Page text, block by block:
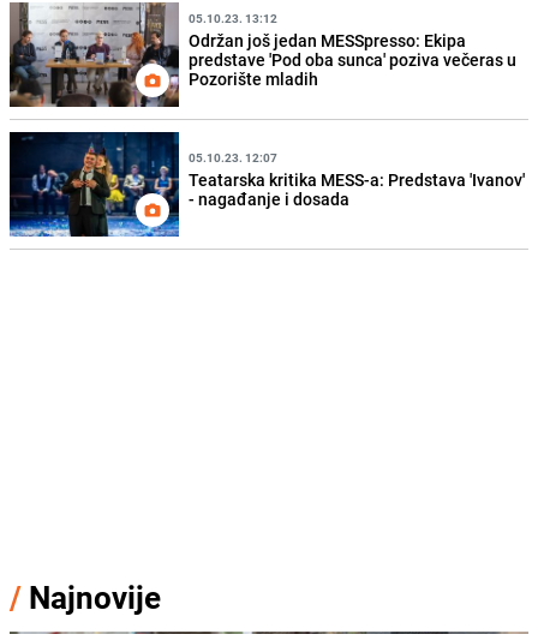
05.10.23. 13:12
Održan još jedan MESSpresso: Ekipa
predstave 'Pod oba sunca' poziva večeras u
Pozorište mladih
05.10.23. 12:07
Teatarska kritika MESS-a: Predstava 'Ivanov'
- nagađanje i dosada
/ Najnovije